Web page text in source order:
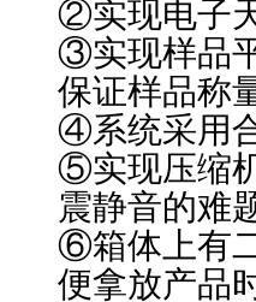
②实现电子
③实现样品
保证样品称
④系统采用
⑤实现压缩
震静音的难
⑥箱体上有
便拿放产品